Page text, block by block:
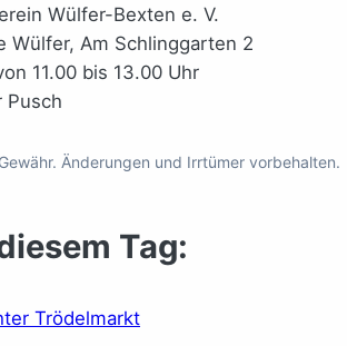
Wülfer-Bexten e. V.
Wülfer, Am Schlinggarten 2
11.00 bis 13.00 Uhr
Pusch
Änderungen und Irrtümer vorbehalten.
Tag: